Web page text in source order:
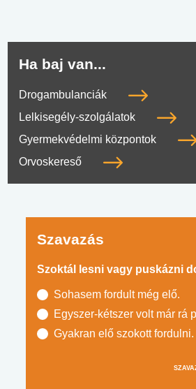
Ha baj van...
Drogambulanciák
Lelkisegély-szolgálatok
Gyermekvédelmi központok
Orvoskereső
Szavazás
Szoktál lesni vagy puskázni
Sohasem fordult még elő.
Egyszer-kétszer volt már rá
Gyakran elő szokott fordulni.